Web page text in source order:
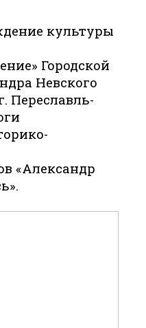
культуры
Городской
Невского
Переславль-
«Александр